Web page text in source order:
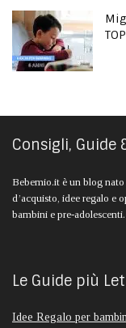
Consigli, Guide
Bebemio.it è un blog
d’acquisto, idee regalo e
bambini e pre-adolescenti.
Le Guide più
Idee Regalo per